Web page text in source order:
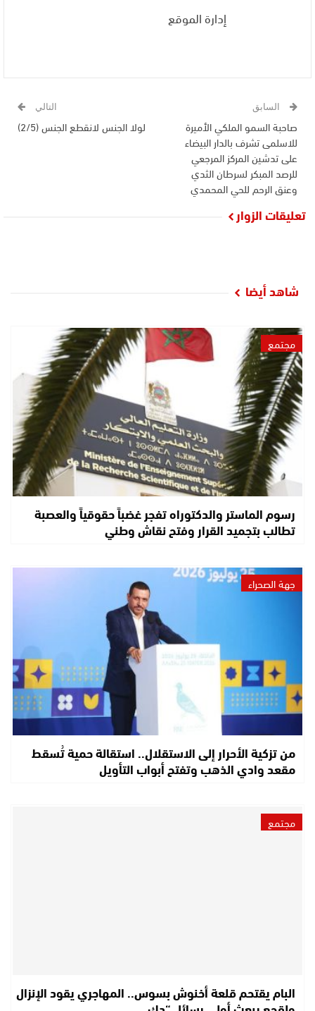
إدارة الموقع
السابق
صاحبة السمو الملكي الأميرة
للاسلمى تشرف بالدار البيضاء
على تدشين المركز المرجعي
للرصد المبكر لسرطان الثدي
وعنق الرحم للحي المحمدي
التالي
لولا الجنس لانقطع الجنس (2/5)
تعليقات الزوار
شاهد أيضا
مجتمع
رسوم الماستر والدكتوراه تفجر غضباً حقوقياً والعصبة
تطالب بتجميد القرار وفتح نقاش وطني
جهة الصحراء
من تزكية الأحرار إلى الاستقلال.. استقالة حمية تُسقط
مقعد وادي الذهب وتفتح أبواب التأويل
مجتمع
البام يقتحم قلعة أخنوش بسوس.. المهاجري يقود الإنزال